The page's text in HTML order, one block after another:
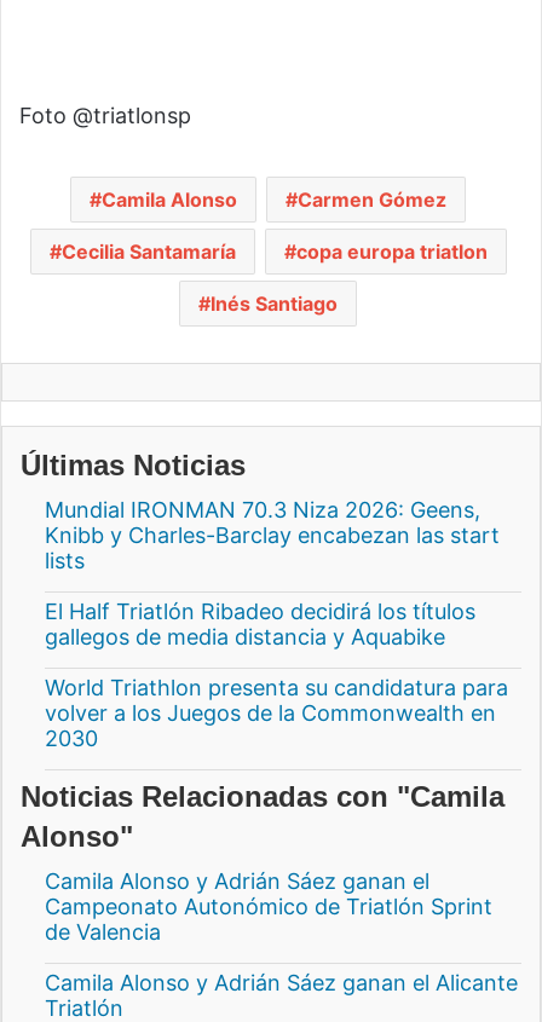
Foto @triatlonsp
Camila Alonso Carmen Gómez
Cecilia Santamaría copa europa triatlon
Inés Santiago
Últimas Noticias
Mundial IRONMAN 70.3 Niza 2026: Geens,
Knibb y Charles-Barclay encabezan las start
lists
El Half Triatlón Ribadeo decidirá los títulos
gallegos de media distancia y Aquabike
World Triathlon presenta su candidatura para
volver a los Juegos de la Commonwealth en
2030
Noticias Relacionadas con "Camila
Alonso"
Camila Alonso y Adrián Sáez ganan el
Campeonato Autonómico de Triatlón Sprint
de Valencia
Camila Alonso y Adrián Sáez ganan el Alicante
Triatlón